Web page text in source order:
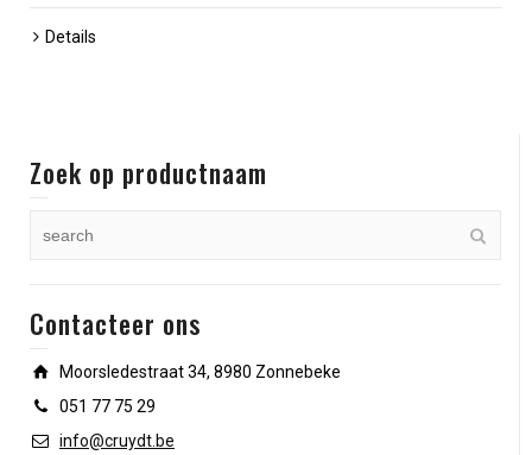
Details
Zoek op productnaam
Contacteer ons
Moorsledestraat 34, 8980 Zonnebeke
051 77 75 29
info@cruydt.be